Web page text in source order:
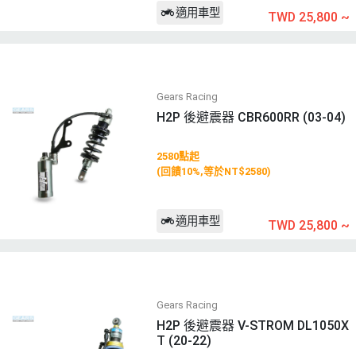
適用車型 TWD 25,800 ~
Gears Racing
H2P 後避震器 CBR600RR (03-04)
2580點起
(回饋10%,等於NT$2580)
適用車型 TWD 25,800 ~
Gears Racing
H2P 後避震器 V-STROM DL1050X
T (20-22)